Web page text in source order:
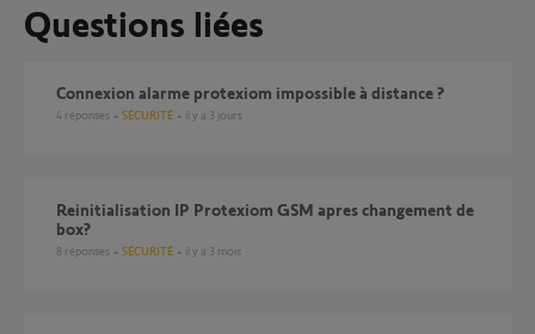
Questions liées
Connexion alarme protexiom impossible à distance ?
4 réponses SÉCURITÉ il y a 3 jours
reinitialisation IP Protexiom GSM apres changement de
box?
8 réponses SÉCURITÉ il y a 3 mois